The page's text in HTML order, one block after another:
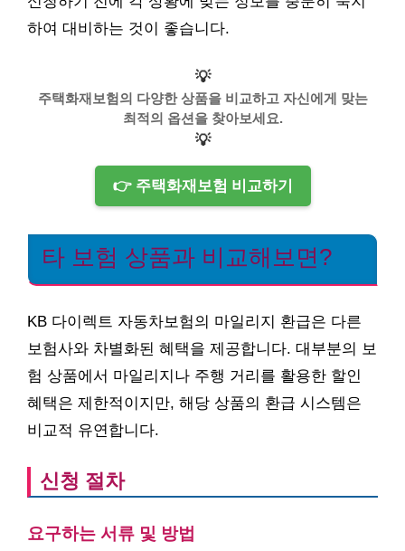
하여 대비하는 것이 좋습니다.
💡
주택화재보험의 다양한 상품을 비교하고 자신에게 맞는
최적의 옵션을 찾아보세요.
💡
👉 주택화재보험 비교하기
타 보험 상품과 비교해보면?
KB 다이렉트 자동차보험의 마일리지 환급은 다른
보험사와 차별화된 혜택을 제공합니다. 대부분의 보
험 상품에서 마일리지나 주행 거리를 활용한 할인
혜택은 제한적이지만, 해당 상품의 환급 시스템은
비교적 유연합니다.
신청 절차
요구하는 서류 및 방법